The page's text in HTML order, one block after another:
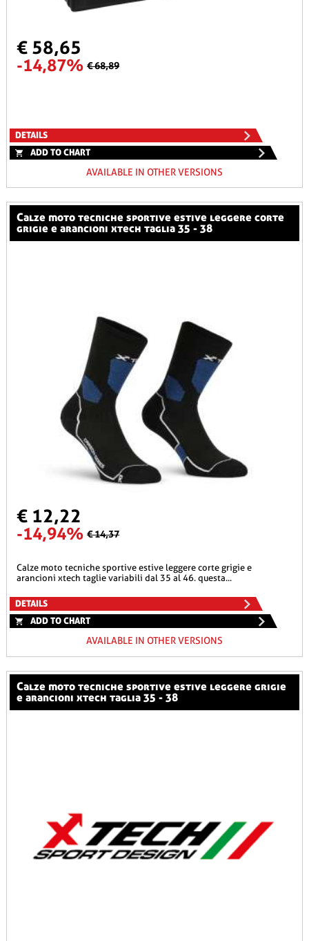
€ 58,65
-14,87% € 68,89
DETAILS
ADD TO CHART
AVAILABLE IN OTHER VERSIONS
calze moto tecniche sportive estive leggere corte
grigie e arancioni xtech taglia 35 - 38
€ 12,22
-14,94% € 14,37
calze moto tecniche sportive estive leggere corte grigie e
arancioni xtech taglie variabili dal 35 al 46. questa...
DETAILS
ADD TO CHART
AVAILABLE IN OTHER VERSIONS
calze moto tecniche sportive estive leggere grigie
e arancioni xtech taglia 35 - 38